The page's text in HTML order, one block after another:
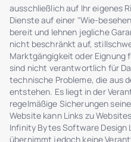
ausschließlich auf Ihr eigenes
Dienste auf einer "Wie-
bereit und lehnen jegliche
nicht beschränkt auf,
Marktgängigkeit oder Eignung
sind nicht verantwortlich für
technische Probleme, die aus
entstehen. Es liegt in der
regelmäßige Sicherungen
Website kann Links zu
Infinity Bytes Software
übernimmt jedoch keine